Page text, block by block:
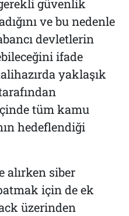
güvenlik
ve bu nedenle
devletlerin
ifade
yaklaşık
tüm kamu
hedeflendiği
alırken siber
için de ek
üzerinden